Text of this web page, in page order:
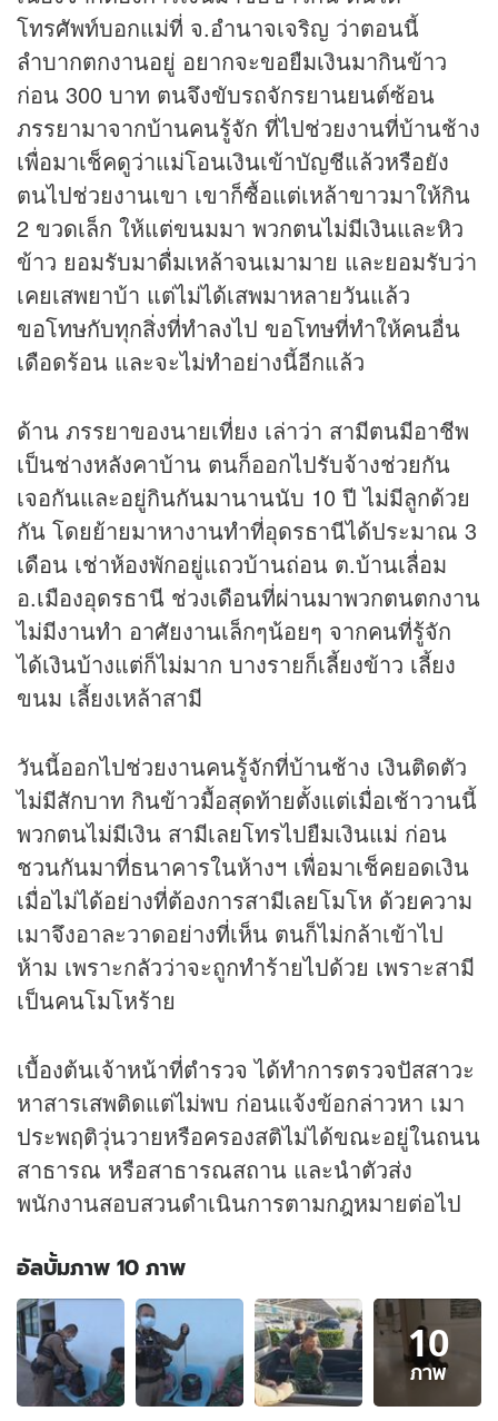
โทรศัพท์บอกแม่ที่ จ.อำนาจเจริญ ว่าตอนนี้
ลำบากตกงานอยู่ อยากจะขอยืมเงินมากินข้าว
ก่อน 300 บาท ตนจึงขับรถจักรยานยนต์ซ้อน
ภรรยามาจากบ้านคนรู้จัก ที่ไปช่วยงานที่บ้านช้าง
เพื่อมาเช็คดูว่าแม่โอนเงินเข้าบัญชีแล้วหรือยัง
ตนไปช่วยงานเขา เขาก็ซื้อแต่เหล้าขาวมาให้กิน
2 ขวดเล็ก ให้แต่ขนมมา พวกตนไม่มีเงินและหิว
ข้าว ยอมรับมาดื่มเหล้าจนเมามาย และยอมรับว่า
เคยเสพยาบ้า แต่ไม่ได้เสพมาหลายวันแล้ว
ขอโทษกับทุกสิ่งที่ทำลงไป ขอโทษที่ทำให้คนอื่น
เดือดร้อน และจะไม่ทำอย่างนี้อีกแล้ว
ด้าน ภรรยาของนายเที่ยง เล่าว่า สามีตนมีอาชีพ
เป็นช่างหลังคาบ้าน ตนก็ออกไปรับจ้างช่วยกัน
เจอกันและอยู่กินกันมานานนับ 10 ปี ไม่มีลูกด้วย
กัน โดยย้ายมาหางานทำที่อุดรธานีได้ประมาณ 3
เดือน เช่าห้องพักอยู่แถวบ้านถ่อน ต.บ้านเลื่อม
อ.เมืองอุดรธานี ช่วงเดือนที่ผ่านมาพวกตนตกงาน
ไม่มีงานทำ อาศัยงานเล็กๆน้อยๆ จากคนที่รู้จัก
ได้เงินบ้างแต่ก็ไม่มาก บางรายก็เลี้ยงข้าว เลี้ยง
ขนม เลี้ยงเหล้าสามี
วันนี้ออกไปช่วยงานคนรู้จักที่บ้านช้าง เงินติดตัว
ไม่มีสักบาท กินข้าวมื้อสุดท้ายตั้งแต่เมื่อเช้าวานนี้
พวกตนไม่มีเงิน สามีเลยโทรไปยืมเงินแม่ ก่อน
ชวนกันมาที่ธนาคารในห้างฯ เพื่อมาเช็คยอดเงิน
เมื่อไม่ได้อย่างที่ต้องการสามีเลยโมโห ด้วยความ
เมาจึงอาละวาดอย่างที่เห็น ตนก็ไม่กล้าเข้าไป
ห้าม เพราะกลัวว่าจะถูกทำร้ายไปด้วย เพราะสามี
เป็นคนโมโหร้าย
เบื้องต้นเจ้าหน้าที่ตำรวจ ได้ทำการตรวจปัสสาวะ
หาสารเสพติดแต่ไม่พบ ก่อนแจ้งข้อกล่าวหา เมา
ประพฤติวุ่นวายหรือครองสติไม่ได้ขณะอยู่ในถนน
สาธารณ หรือสาธารณสถาน และนำตัวส่ง
พนักงานสอบสวนดำเนินการตามกฎหมายต่อไป
อัลบั้มภาพ 10 ภาพ
อัลบั้ม
ภาพ
10
ภาพ
ของ
10
ภาพ